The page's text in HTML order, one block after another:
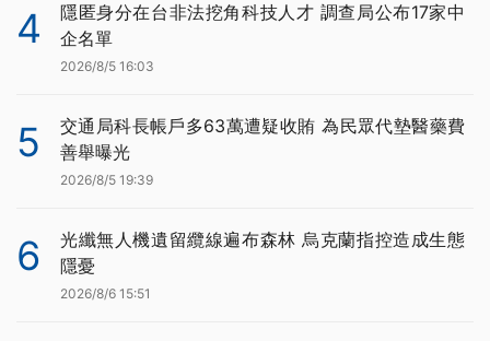
4
隱匿身分在台非法挖角科技人才 調查局公布17家中
企名單
2026/8/5 16:03
5
交通局科長帳戶多63萬遭疑收賄 為民眾代墊醫藥費
善舉曝光
2026/8/5 19:39
6
光纖無人機遺留纜線遍布森林 烏克蘭指控造成生態
隱憂
2026/8/6 15:51